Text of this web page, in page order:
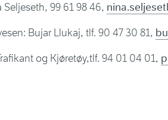
99 61 98 46,
Bujar Llukaj, tlf. 90 47 30 81,
og Kjøretøy,tlf. 94 01 04 01,